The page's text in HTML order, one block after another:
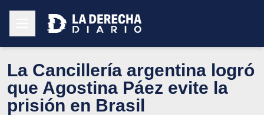
La Cancillería argentina logró
que Agostina Páez evite la
prisión en Brasil